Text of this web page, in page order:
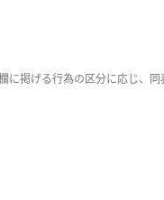
に掲げる行為の区分に応じ、